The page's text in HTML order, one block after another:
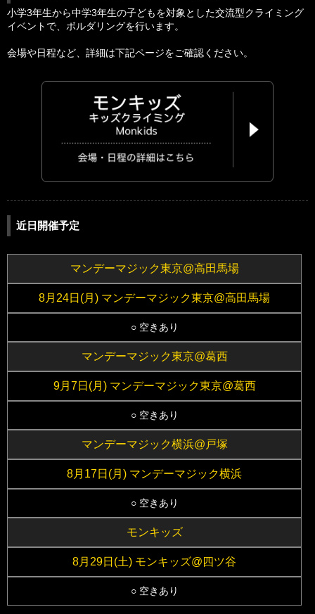
小学3年生から中学3年生の子どもを対象とした交流型クライミング
イベントで、ボルダリングを行います。
会場や日程など、詳細は下記ページをご確認ください。
近日開催予定
マンデーマジック東京@高田馬場
8月24日(月) マンデーマジック東京@高田馬場
○ 空きあり
マンデーマジック東京@葛西
9月7日(月) マンデーマジック東京@葛西
○ 空きあり
マンデーマジック横浜@戸塚
8月17日(月) マンデーマジック横浜
○ 空きあり
モンキッズ
8月29日(土) モンキッズ@四ツ谷
○ 空きあり